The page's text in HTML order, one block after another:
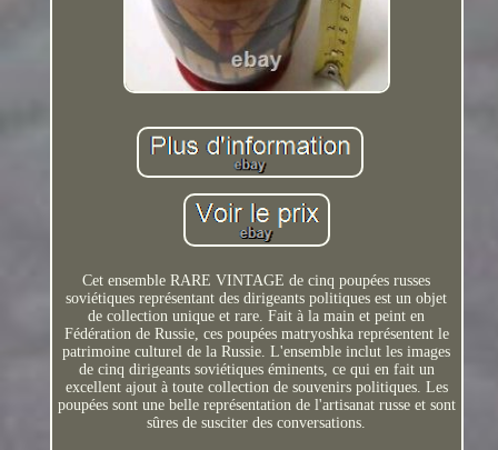
Cet ensemble RARE VINTAGE de cinq poupées russes
soviétiques représentant des dirigeants politiques est un objet
de collection unique et rare. Fait à la main et peint en
Fédération de Russie, ces poupées matryoshka représentent le
patrimoine culturel de la Russie. L'ensemble inclut les images
de cinq dirigeants soviétiques éminents, ce qui en fait un
excellent ajout à toute collection de souvenirs politiques. Les
poupées sont une belle représentation de l'artisanat russe et sont
sûres de susciter des conversations.